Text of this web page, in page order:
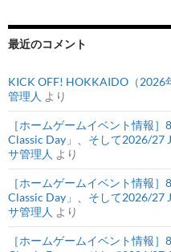
最近のコメント
KICK OFF! HOKKAIDO（2026
管理人 より
［ホームゲームイベント情報
Classic Day」、そして2026/27
サ管理人 より
［ホームゲームイベント情報
Classic Day」、そして2026/27
サ管理人 より
［ホームゲームイベント情報